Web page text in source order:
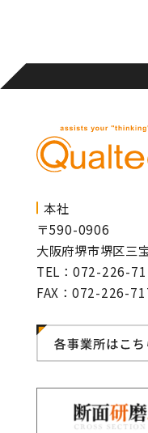
本社
〒590-0906
大阪府堺市堺区三
TEL：072-226-
FAX：072-226-